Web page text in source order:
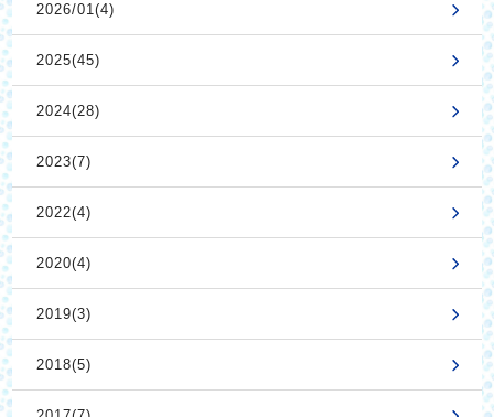
2026/01(4)
2025(45)
2024(28)
2023(7)
2022(4)
2020(4)
2019(3)
2018(5)